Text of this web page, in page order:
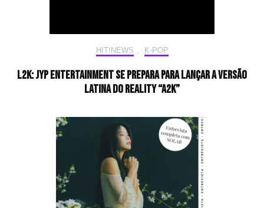
HIT!NEWS K-POP
L2K: JYP Entertainment se prepara para lançar a versão
latina do reality “A2K”